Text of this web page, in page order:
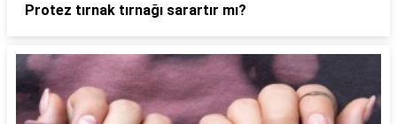
Protez tırnak tırnağı sarartır mı?